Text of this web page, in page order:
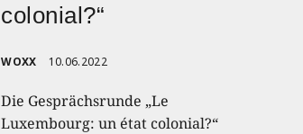
colonial?“
WOXX 10.06.2022
Die Gesprächsrunde „Le
Luxembourg: un état colonial?“